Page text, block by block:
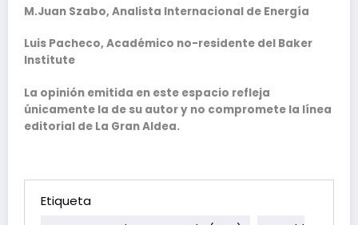
M.Juan Szabo, Analista Internacional de Energía
Luis Pacheco, Académico no-residente del Baker
Institute
La opinión emitida en este espacio refleja
únicamente la de su autor y no compromete la línea
editorial de La Gran Aldea.
Etiqueta